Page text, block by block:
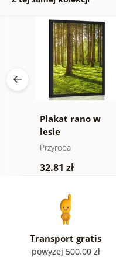
Plakat rano w
lesie
Przyroda
32.81 zł
Transport gratis
powyżej 500.00 zł